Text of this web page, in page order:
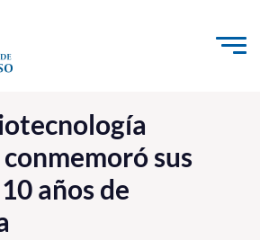
al contenido
e Innovación
sus
años de